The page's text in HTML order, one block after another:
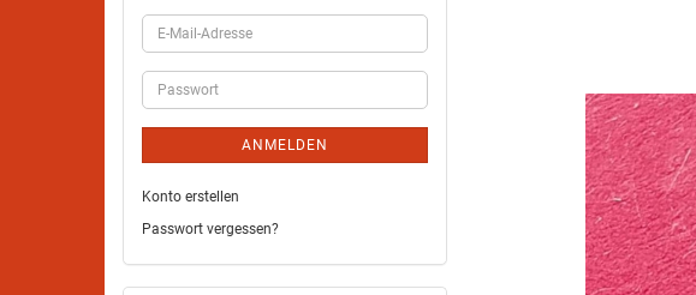
ANMELDEN
Konto erstellen
Passwort vergessen?